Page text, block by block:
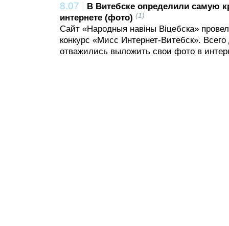
8.07
В Витебске определили самую
интернете (фото) (1)
Сайт «Народныя навіны Віцебска»
конкурс «Мисс Интернет-Витебск».
отважились выложить свои фото в